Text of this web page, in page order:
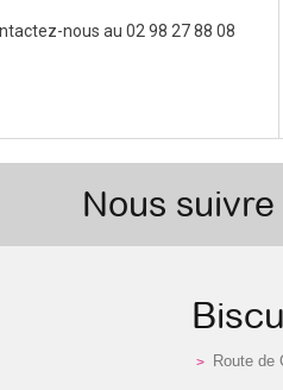
nous au 02 98 27 88 08
Nous suivre
Route de